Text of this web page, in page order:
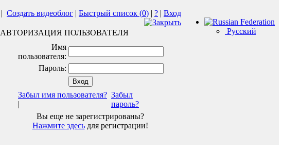
| Создать видеоблог | Быстрый список (0) | ? | Вход
АВТОРИЗАЦИЯ ПОЛЬЗОВАТЕЛЯ
Имя
пользователя:
Пароль:
Забыл имя пользователя?
|
Забыл
пароль?
Вы еще не зарегистрированы?
Нажмите здесьдля регистрации!
Русский